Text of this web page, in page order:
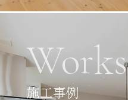
Works
施工事例